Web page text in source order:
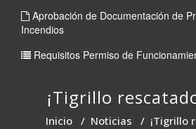
Aprobación de Documentación de
Incendios
Requisitos Permiso de
¡Tigrillo
Inicio / Noticias / ¡Tigrillo